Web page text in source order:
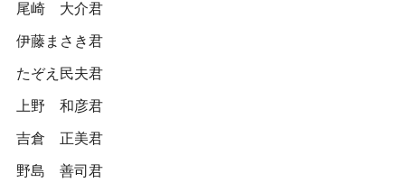
尾崎 大介君
伊藤まさき君
たぞえ民夫君
上野 和彦君
吉倉 正美君
野島 善司君